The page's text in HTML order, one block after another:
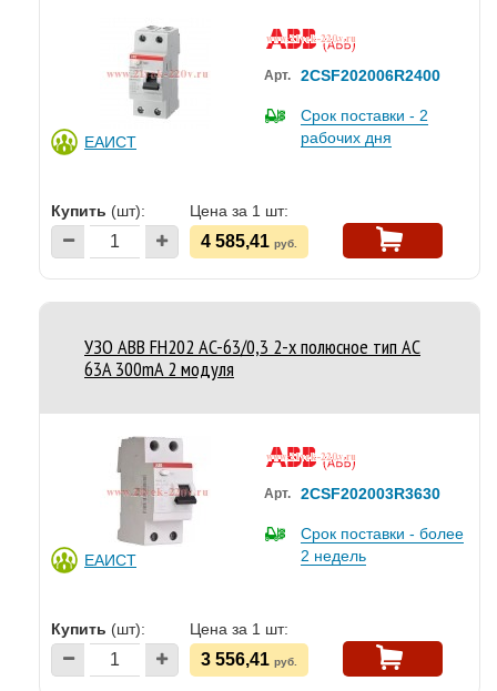
ЕАИСТ
Арт. 2CSF202006R2400
Срок поставки - 2
рабочих дня
Купить (шт): Цена за 1 шт:
4 585,41 руб.
УЗО ABB FH202 AC-63/0,3 2-х полюсное тип AC
63A 300mA 2 модуля
ЕАИСТ
Арт. 2CSF202003R3630
Срок поставки - более
2 недель
Купить (шт): Цена за 1 шт:
3 556,41 руб.